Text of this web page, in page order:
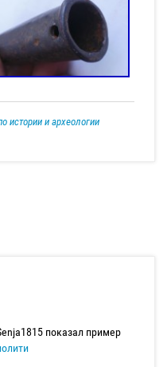
истории и археологии
показал пример